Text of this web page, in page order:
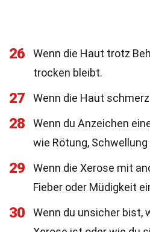
26
Wenn die Haut trotz
trocken bleibt.
27 Wenn die Haut
28
Wenn du Anzeichen
wie Rötung, Schwellung
29
Wenn die Xerose mit
Fieber oder Müdigkeit
30
Wenn du unsicher bist,